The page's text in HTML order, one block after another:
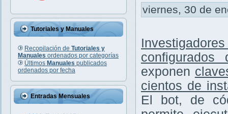
Tutoriales y Manuales
Recopilación de Tutoriales y
Manuales ordenados por categorías
Últimos Manuales publicados
ordenados por fecha
Entradas Mensuales
viernes, 30 de
exponen
cientos de
El bot, de